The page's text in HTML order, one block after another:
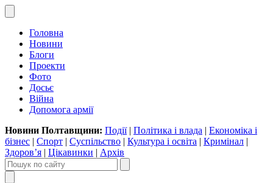
Головна
Новини
Блоги
Проекти
Фото
Досьє
Війна
Допомога армії
Новини Полтавщини: Події| Політика і влада | Економіка і
бізнес | Спорт | Суспільство | Культура і освіта | Кримінал |
Здоров’я | Цікавинки | Архів